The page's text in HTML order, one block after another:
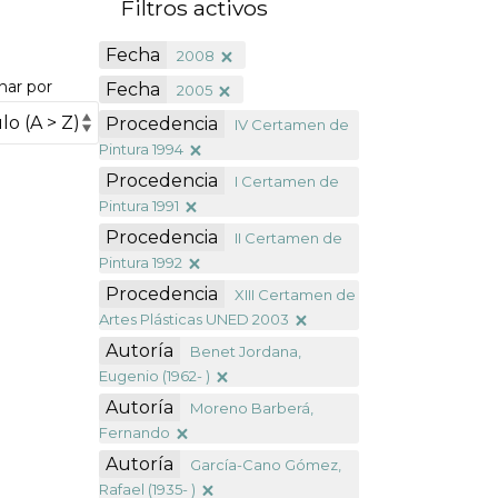
por
Filtros activos
Fecha 2008
Fecha 2005
Procedencia
IV Certamen de
Pintura 1994
Procedencia
I Certamen de
Pintura 1991
Procedencia
II Certamen de
Pintura 1992
Procedencia
XIII Certamen de
Artes Plásticas UNED 2003
Autoría
Benet Jordana,
Eugenio (1962- )
Autoría
Moreno Barberá,
Fernando
Autoría
García-Cano Gómez,
Rafael (1935- )